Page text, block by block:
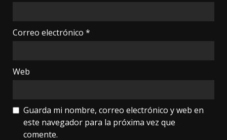
Correo electrónico *
Web
Guarda mi nombre, correo electrónico y web en
este navegador para la próxima vez que
comente.